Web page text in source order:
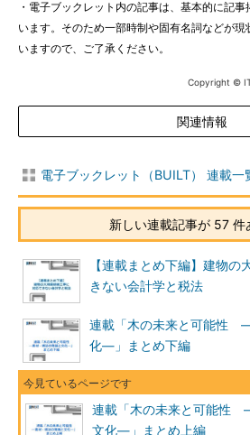
・電子ブックレット内の記事は、基本的に記
います。そのため一部時制や固有名詞などが
いますので、ご了承ください。
Copyright ©
関連情報
電子ブックレット（BUILT） 連載一
新しい連載記事が 57 件
【連載まとめ下編】建物の
きない会計学と税法
連載「木の未来と可能性
化―」まとめ下編
連載「木の未来と可能性
文化―」まとめ上編